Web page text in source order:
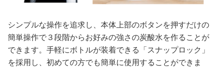
シンプルな操作を追求し、本体上部のボタンを押すだけの
簡単操作で３段階からお好みの強さの炭酸水を作ることが
できます。手軽にボトルが装着できる「スナップロック」
を採用し、初めての方でも簡単に使用することができま